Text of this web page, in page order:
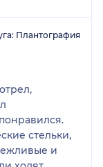
Плантография
стельки,
и